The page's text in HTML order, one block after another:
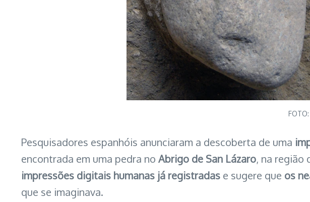
Pesquisadores espanhóis anunciaram a descoberta de uma
encontrada em uma pedra no Abrigo de San Lázaro, na região
impressões digitais humanas já registradas e sugere que os
que se imaginava.